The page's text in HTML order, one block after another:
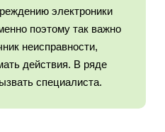
электроники
поэтому так важно
неисправности,
действия. В ряде
специалиста.